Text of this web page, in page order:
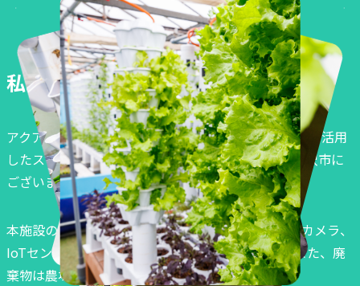
私達の農場を見てみませんか？
アクアポニックス栽培・養殖の実践や研修、IT＆IoTを活用
したスマート農業/養殖の研究施設です。神奈川県藤沢市に
ございます。
本施設のすべてのシステムは、スマホアプリ、WEBカメラ、
IoTセンサーを使った管理、監視を行っています。また、廃
棄物は農場外へ出さない仕組みです。